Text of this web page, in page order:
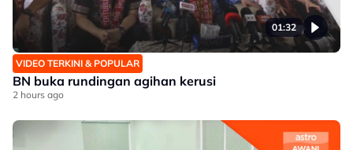
01:32
VIDEO TERKINI & POPULAR
BN buka rundingan agihan kerusi
2 hours ago